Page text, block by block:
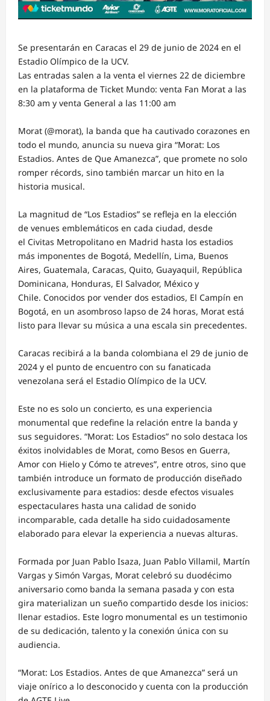
Se presentarán en Caracas el 29 de junio de 2024 en el
Estadio Olímpico de la UCV.
Las entradas salen a la venta el viernes 22 de diciembre
en la plataforma de Ticket Mundo: venta Fan Morat a las
8:30 am y venta General a las 11:00 am
Morat (@morat), la banda que ha cautivado corazones en
todo el mundo, anuncia su nueva gira “Morat: Los
Estadios. Antes de Que Amanezca”, que promete no solo
romper récords, sino también marcar un hito en la
historia musical.
La magnitud de “Los Estadios” se refleja en la elección
de venues emblemáticos en cada ciudad, desde
el Civitas Metropolitano en Madrid hasta los estadios
más imponentes de Bogotá, Medellín, Lima, Buenos
Aires, Guatemala, Caracas, Quito, Guayaquil, República
Dominicana, Honduras, El Salvador, México y
Chile. Conocidos por vender dos estadios, El Campín en
Bogotá, en un asombroso lapso de 24 horas, Morat está
listo para llevar su música a una escala sin precedentes.
Caracas recibirá a la banda colombiana el 29 de junio de
2024 y el punto de encuentro con su fanaticada
venezolana será el Estadio Olímpico de la UCV.
Este no es solo un concierto, es una experiencia
monumental que redefine la relación entre la banda y
sus seguidores. “Morat: Los Estadios” no solo destaca los
éxitos inolvidables de Morat, como Besos en Guerra,
Amor con Hielo y Cómo te atreves”, entre otros, sino que
también introduce un formato de producción diseñado
exclusivamente para estadios: desde efectos visuales
espectaculares hasta una calidad de sonido
incomparable, cada detalle ha sido cuidadosamente
elaborado para elevar la experiencia a nuevas alturas.
Formada por Juan Pablo Isaza, Juan Pablo Villamil, Martín
Vargas y Simón Vargas, Morat celebró su duodécimo
aniversario como banda la semana pasada y con esta
gira materializan un sueño compartido desde los inicios:
llenar estadios. Este logro monumental es un testimonio
de su dedicación, talento y la conexión única con su
audiencia.
“Morat: Los Estadios. Antes de que Amanezca” será un
viaje onírico a lo desconocido y cuenta con la producción